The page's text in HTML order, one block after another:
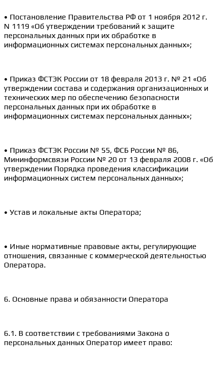
• Постановление Правительства РФ от 1 ноября 2012 г.
N 1119 «Об утверждении требований к защите
персональных данных при их обработке в
информационных системах персональных данных»;
• Приказ ФСТЭК России от 18 февраля 2013 г. № 21 «Об
утверждении состава и содержания организационных и
технических мер по обеспечению безопасности
персональных данных при их обработке в
информационных системах персональных данных»;
• Приказ ФСТЭК России № 55, ФСБ России № 86,
Мининформсвязи России № 20 от 13 февраля 2008 г. «Об
утверждении Порядка проведения классификации
информационных систем персональных данных»;
• Устав и локальные акты Оператора;
• Иные нормативные правовые акты, регулирующие
отношения, связанные с коммерческой деятельностью
Оператора.
6. Основные права и обязанности Оператора
6.1. В соответствии с требованиями Закона о
персональных данных Оператор имеет право: